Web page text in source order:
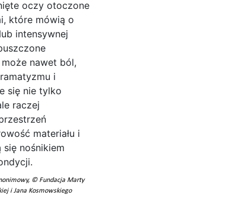
© Fundacja Marty
i Jana Kosmowskiego